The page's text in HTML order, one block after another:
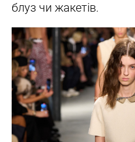
блуз чи жакетів.